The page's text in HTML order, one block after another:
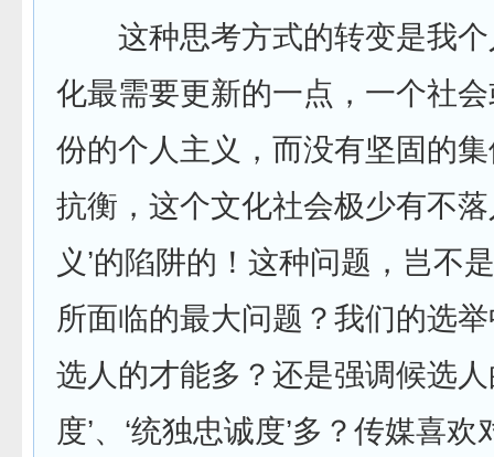
这种思考方式的转变是我个
化最需要更新的一点，一个社
份的个人主义，而没有坚固的
抗衡，这个文化社会极少有不落
义’的陷阱的！这种问题，岂不
所面临的最大问题？我们的选
选人的才能多？还是强调候选人
度’、‘统独忠诚度’多？传媒喜